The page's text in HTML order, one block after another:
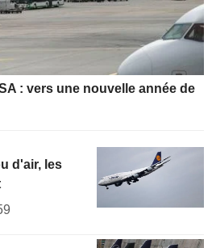
: vers une nouvelle année de
d'air, les